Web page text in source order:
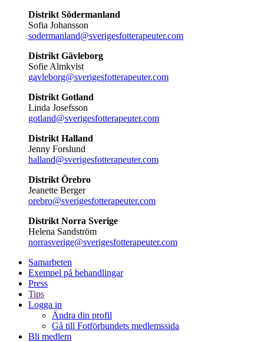
Distrikt Södermanland
Sofia Johansson
sodermanland@sverigesfotterapeuter.com
Distrikt Gävleborg
Sofie Almkvist
gavleborg@sverigesfotterapeuter.com
Distrikt Gotland
Linda Josefsson
gotland@sverigesfotterapeuter.com
Distrikt Halland
Jenny Forslund
halland@sverigesfotterapeuter.com
Distrikt Örebro
Jeanette Berger
orebro@sverigesfotterapeuter.com
Distrikt Norra Sverige
Helena Sandström
norrasverige@sverigesfotterapeuter.com
Samarbeten
Exempel på behandlingar
Press
Tips
Logga in
Ändra din profil
Gå till Fotförbundets medlemssida
Bli medlem